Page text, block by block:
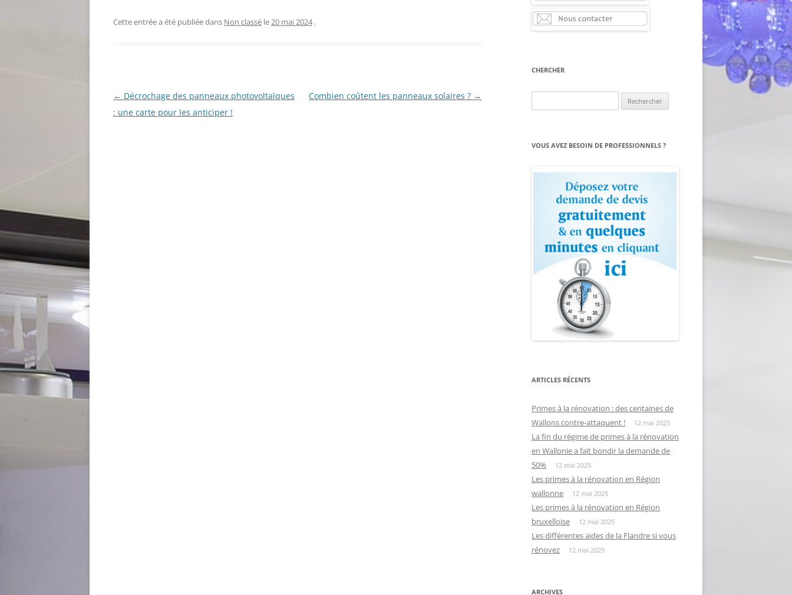
Cette entrée a été publiée dans Non classé le20 mai 2024 .
Navigation
des
← Décrochage des panneaux photovoltaïques
: une carte pour les anticiper !
Combien coûtent les panneaux solaires ? →
CHERCHER
VOUS AVEZ BESOIN DE PROFESSIONNELS ?
ARTICLES RÉCENTS
Primes à la rénovation : des centaines de
Wallons contre-attaquent !
12 mai 2025
La fin du régime de primes à la rénovation
en Wallonie a fait bondir la demande de
50%
12 mai 2025
Les primes à la rénovation en Région
wallonne
12 mai 2025
Les primes à la rénovation en Région
bruxelloise
12 mai 2025
Les différentes aides de la Flandre si vous
rénovez
12 mai 2025
ARCHIVES